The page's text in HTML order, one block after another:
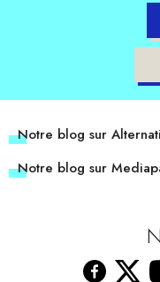
Notre blog sur
Notre blog sur